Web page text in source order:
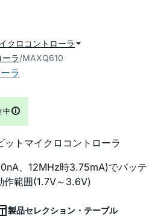
クロコントローラ
ラ MAXQ610
ラ
中
トマイクロコントローラ
、12MHz時3.75mA)でバッテ
作範囲(1.7V～3.6V)
製品セレクション・テーブル